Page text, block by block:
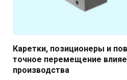
Каретки, позиционеры и
точное перемещение
производства